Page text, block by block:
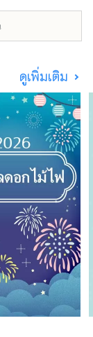
ออกแบบด้วย
ได้เข้าสู่ญี่ปุ่น
จำหน่ายสาเก
ดูเพิ่มเติม